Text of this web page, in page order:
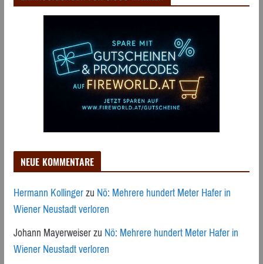
NEUE KOMMENTARE
Hermann KollingerzuNö: Mehrere hundert Meter Hafer in
Wiener Neustadt verloren
Johann MayerweiserzuNö: Mehrere hundert Meter Hafer in
Wiener Neustadt verloren